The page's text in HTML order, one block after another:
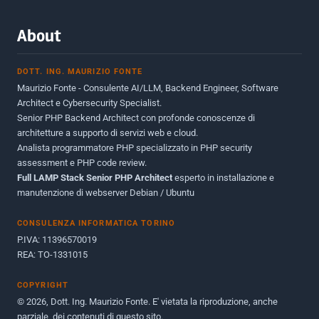
Giugno 2012
Maggio 2011
Dicembre 2010
Ottobre 2010
Maggio 2010
Giugno 2009
About
DOTT. ING. MAURIZIO FONTE
Maurizio Fonte - Consulente AI/LLM, Backend Engineer, Software
Architect e Cybersecurity Specialist.
Senior PHP Backend Architect con profonde conoscenze di
architetture a supporto di servizi web e cloud.
Analista programmatore PHP specializzato in PHP security
assessment e PHP code review.
Full LAMP Stack Senior PHP Architect esperto in installazione e
manutenzione di webserver Debian / Ubuntu
CONSULENZA INFORMATICA TORINO
P.IVA: 11396570019
REA: TO-1331015
COPYRIGHT
© 2026, Dott. Ing. Maurizio Fonte. E' vietata la riproduzione, anche
parziale, dei contenuti di questo sito.